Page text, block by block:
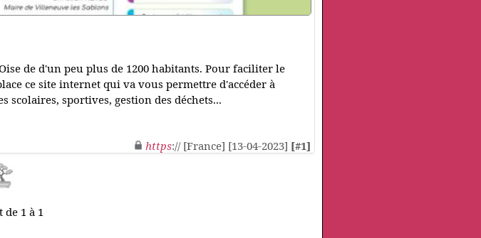
de d'un peu plus de 1200 habitants. Pour faciliter le
ce site internet qui va vous permettre d'accéder à
sportives, gestion des déchets...
https:// [France] [13-04-2023] [#1]
de 1 à 1